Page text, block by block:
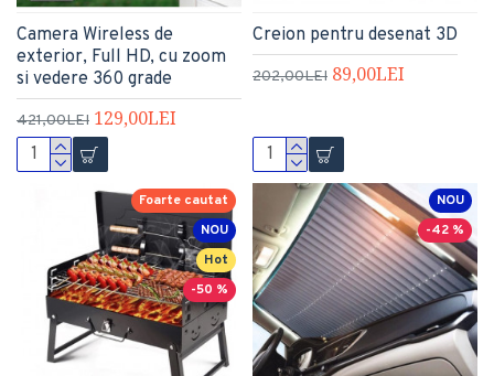
Camera Wireless de
exterior, Full HD, cu zoom
si vedere 360 grade
421,00LEI 129,00LEI
Creion pentru desenat 3D
202,00LEI 89,00LEI
NOU
Hot
Foarte cautat
-50 %
NOU
-42 %